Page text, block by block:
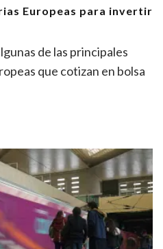
Europeas para invertir
de las principales
que cotizan en bolsa